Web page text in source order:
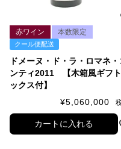
ドメーヌ・ド・ラ・ロマネ・
ンティ2011 【木箱風ギフ
ックス付】
赤ワイン 本数限定
クール便配送
¥5,060,000
カートに入れる